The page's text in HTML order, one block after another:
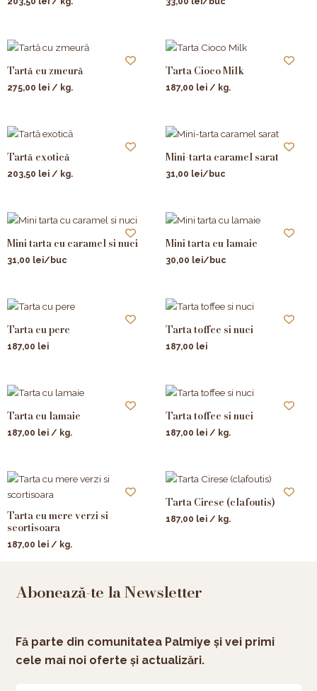
Tartă cu zmeură
275,00 lei / kg.
Tarta Cioco Milk
187,00 lei / kg.
Tartă exotică
203,50 lei / kg.
Mini-tarta caramel sarat
31,00 lei/buc
Mini tarta cu caramel si nuci
31,00 lei/buc
Mini tarta cu lamaie
30,00 lei/buc
Tarta cu pere
187,00 lei
Tarta toffee si nuci
187,00 lei
Tarta cu lamaie
187,00 lei / kg.
Tarta toffee si nuci
187,00 lei / kg.
Tarta cu mere verzi si
scortisoara
187,00 lei / kg.
Tarta Cirese (clafoutis)
187,00 lei / kg.
Abonează-te la Newsletter
Fă parte din comunitatea Palmiye și vei primi
cele mai noi oferte și actualizări.